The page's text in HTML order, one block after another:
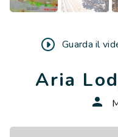
Guarda il
Aria